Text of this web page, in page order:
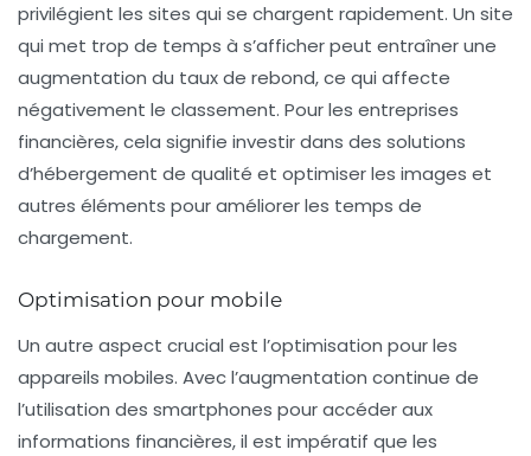
privilégient les sites qui se chargent rapidement. Un site
qui met trop de temps à s’afficher peut entraîner une
augmentation du taux de rebond, ce qui affecte
négativement le classement. Pour les entreprises
financières, cela signifie investir dans des solutions
d’hébergement de qualité et optimiser les images et
autres éléments pour améliorer les temps de
chargement.
Optimisation pour mobile
Un autre aspect crucial est l’optimisation pour les
appareils mobiles. Avec l’augmentation continue de
l’utilisation des smartphones pour accéder aux
informations financières, il est impératif que les